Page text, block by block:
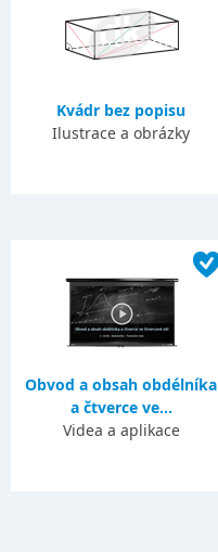
Kvádr bez popisu
Ilustrace a obrázky
Obvod a obsah obdélníka
a čtverce ve...
Videa a aplikace